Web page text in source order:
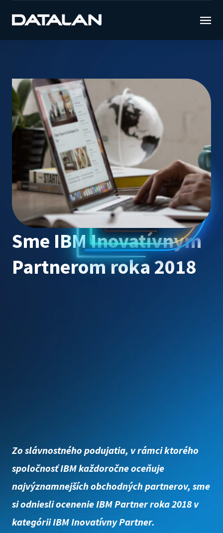
Sme IBM Inovatívnym
Partnerom roka 2018
Zo slávnostného podujatia, v rámci ktorého
spoločnosť IBM každoročne oceňuje
najvýznamnejších obchodných partnerov, sme
si odniesli ocenenie IBM Partner roka 2018 v
kategórii IBM Inovatívny Partner.